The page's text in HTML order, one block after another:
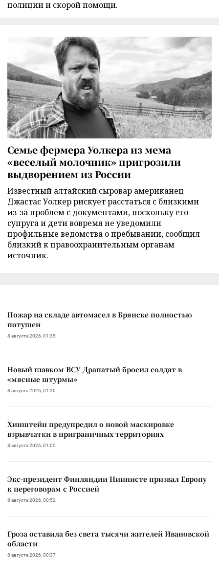
полиции и скорой помощи.
Семье фермера Уолкера из мема
«веселый молочник» пригрозили
выдворением из России
Известный алтайский сыровар американец
Джастас Уолкер рискует расстаться с близкими
из-за проблем с документами, поскольку его
супруга и дети вовремя не уведомили
профильные ведомства о пребывании, сообщил
близкий к правоохранительным органам
источник.
Пожар на складе автомасел в Брянске полностью
потушен
8 августа 2026, 01:35
Новый главком ВСУ Драпатый бросил солдат в
«мясные штурмы»
8 августа 2026, 01:20
Хинштейн предупредил о новой маскировке
взрывчатки в приграничных территориях
8 августа 2026, 01:05
Экс-президент Финляндии Ниинисте призвал Европу
к переговорам с Россией
8 августа 2026, 00:52
Гроза оставила без света тысячи жителей Ивановской
области
8 августа 2026, 00:37